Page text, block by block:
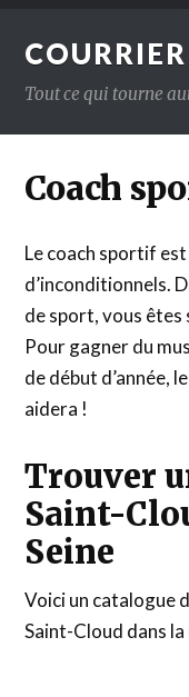
Tout ce qui tourne
Coach
Le coach sportif est
d’inconditionnels.
de sport, vous
Pour gagner du
de début d’année,
aidera !
Trouver
Saint-
Seine
Voici un catalogue
Saint-Cloud dans